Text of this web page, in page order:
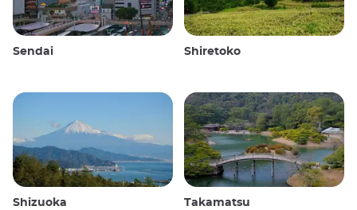
Sendai Shiretoko
Shizuoka Takamatsu